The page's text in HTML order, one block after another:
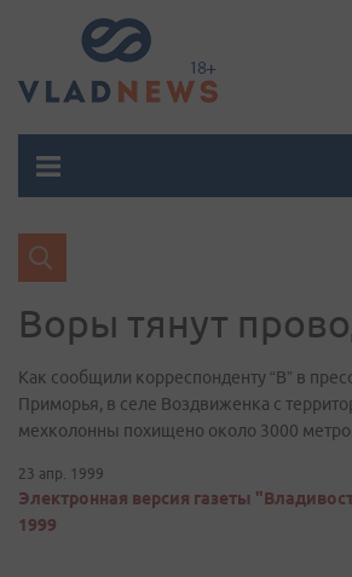
Воры тянут
Как сообщили корреспонденту “В” в
Приморья, в селе Воздвиженка с
мехколонны похищено около 3000
23 апр. 1999
Электронная версия газеты
1999